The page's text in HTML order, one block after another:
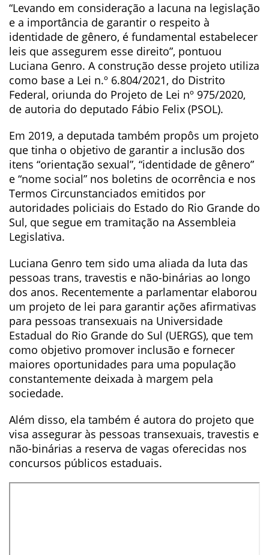
“Levando em consideração a lacuna na legislação
e a importância de garantir o respeito à
identidade de gênero, é fundamental estabelecer
leis que assegurem esse direito”, pontuou
Luciana Genro. A construção desse projeto utiliza
como base a Lei n.º 6.804/2021, do Distrito
Federal, oriunda do Projeto de Lei nº 975/2020,
de autoria do deputado Fábio Felix (PSOL).
Em 2019, a deputada também propôs um projeto
que tinha o objetivo de garantir a inclusão dos
itens “orientação sexual”, “identidade de gênero”
e “nome social” nos boletins de ocorrência e nos
Termos Circunstanciados emitidos por
autoridades policiais do Estado do Rio Grande do
Sul, que segue em tramitação na Assembleia
Legislativa.
Luciana Genro tem sido uma aliada da luta das
pessoas trans, travestis e não-binárias ao longo
dos anos. Recentemente a parlamentar elaborou
um projeto de lei para garantir ações afirmativas
para pessoas transexuais na Universidade
Estadual do Rio Grande do Sul (UERGS), que tem
como objetivo promover inclusão e fornecer
maiores oportunidades para uma população
constantemente deixada à margem pela
sociedade.
Além disso, ela também é autora do projeto que
visa assegurar às pessoas transexuais, travestis e
não-binárias a reserva de vagas oferecidas nos
concursos públicos estaduais.